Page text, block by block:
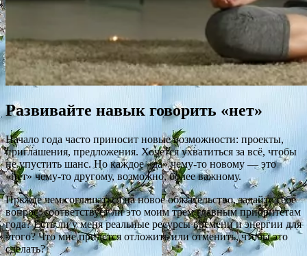
Развивайте навык говорить «нет»
Начало года часто приносит новые возможности: проекты,
приглашения, предложения. Хочется ухватиться за всё, чтобы
не упустить шанс. Но каждое «да» чему-то новому — это
«нет» чему-то другому, возможно, более важному.
Прежде чем соглашаться на новое обязательство, задайте себе
вопрос: соответствует ли это моим трем главным приоритетам
года? Есть ли у меня реальные ресурсы времени и энергии для
этого? Что мне придется отложить или отменить, чтобы это
сделать?